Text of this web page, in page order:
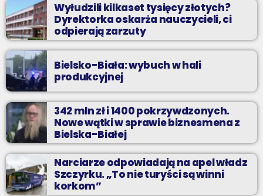
Wyłudzili kilkaset tysięcy złotych?
Dyrektorka oskarża nauczycieli, ci
odpierają zarzuty
Bielsko-Biała: wybuch w hali
produkcyjnej
342 mln zł i 1400 pokrzywdzonych.
Nowe wątki w sprawie biznesmena z
Bielska-Białej
Narciarze odpowiadają na apel władz
Szczyrku. „To nie turyści są winni
korkom”